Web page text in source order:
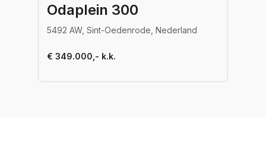
Odaplein 300
5492 AW, Sint-Oedenrode, Nederland
€ 349.000,- k.k.